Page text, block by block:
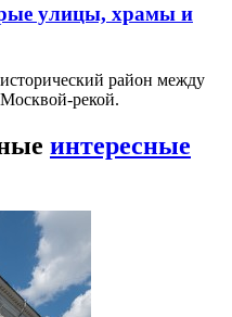
улицы, храмы и
район между
рекой.
интересные